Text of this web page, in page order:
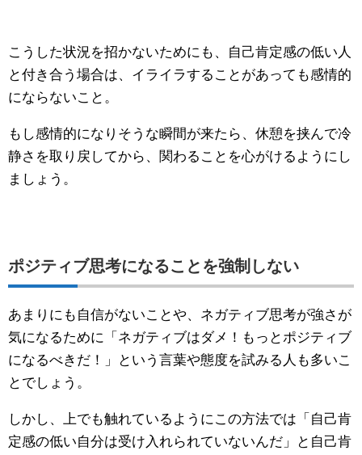
こうした状況を招かないためにも、自己肯定感の低い人
と付き合う場合は、イライラすることがあっても感情的
にならないこと。
もし感情的になりそうな瞬間が来たら、休憩を挟んで冷
静さを取り戻してから、関わることを心がけるようにし
ましょう。
ポジティブ思考になることを強制しない
あまりにも自信がないことや、ネガティブ思考が強さが
気になるために「ネガティブはダメ！もっとポジティブ
になるべきだ！」という言葉や態度を試みる人も多いこ
とでしょう。
しかし、上でも触れているようにこの方法では「自己肯
定感の低い自分は受け入れられていないんだ」と自己肯